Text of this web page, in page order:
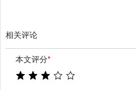
相关评论
本文评分*